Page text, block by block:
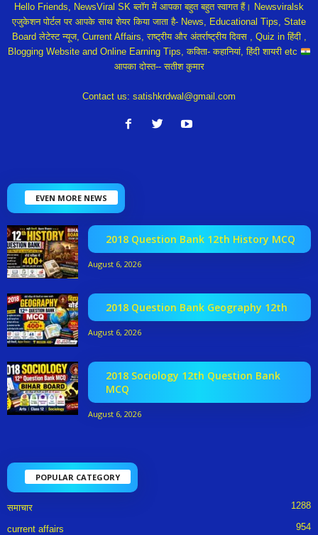
Hello Friends, NewsViral SK ब्लॉग में आपका बहुत बहुत स्वागत हैं। Newsviralsk
एजुकेशन पोर्टल पर आपके साथ शेयर किया जाता है- News, Educational Tips, State
Board लेटेस्ट न्यूज, Current Affairs, राष्ट्रीय और अंतर्राष्ट्रीय दिवस , Quiz in हिंदी ,
Blogging Website and Online Earning Tips, कविता- कहानियां, हिंदी शायरी etc
आपका दोस्त-- सतीश कुमार
Contact us: satishkrdwal@gmail.com
EVEN MORE NEWS
2018 Question Bank 12th History MCQ
August 6, 2026
2018 Question Bank Geography 12th
August 6, 2026
2018 Sociology 12th Question Bank
MCQ
August 6, 2026
POPULAR CATEGORY
समाचार 1288
current affairs 954